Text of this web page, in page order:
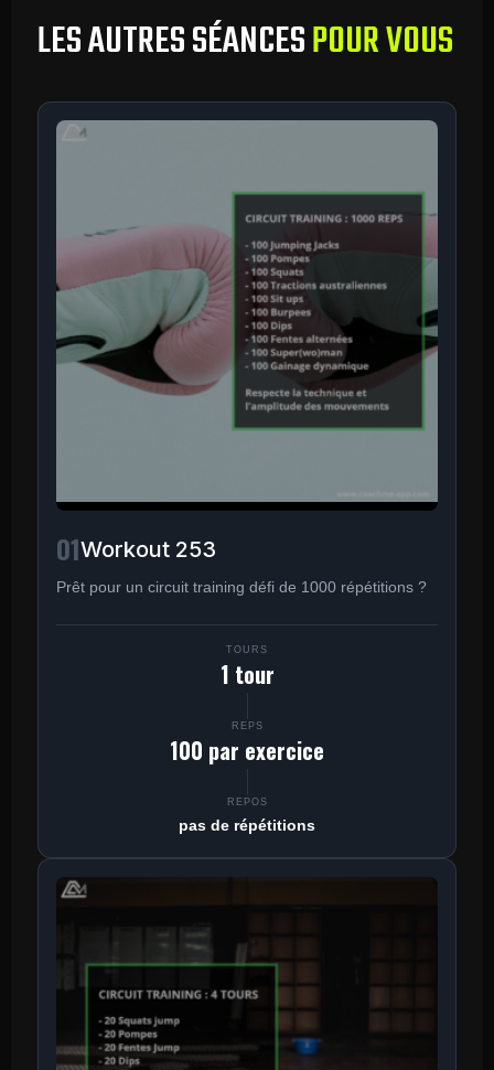
LES AUTRES SÉANCESPOUR VOUS
01Workout 253
Prêt pour un circuit training défi de 1000 répétitions ?
TOURS
1 tour
REPS
100 par exercice
REPOS
pas de répétitions